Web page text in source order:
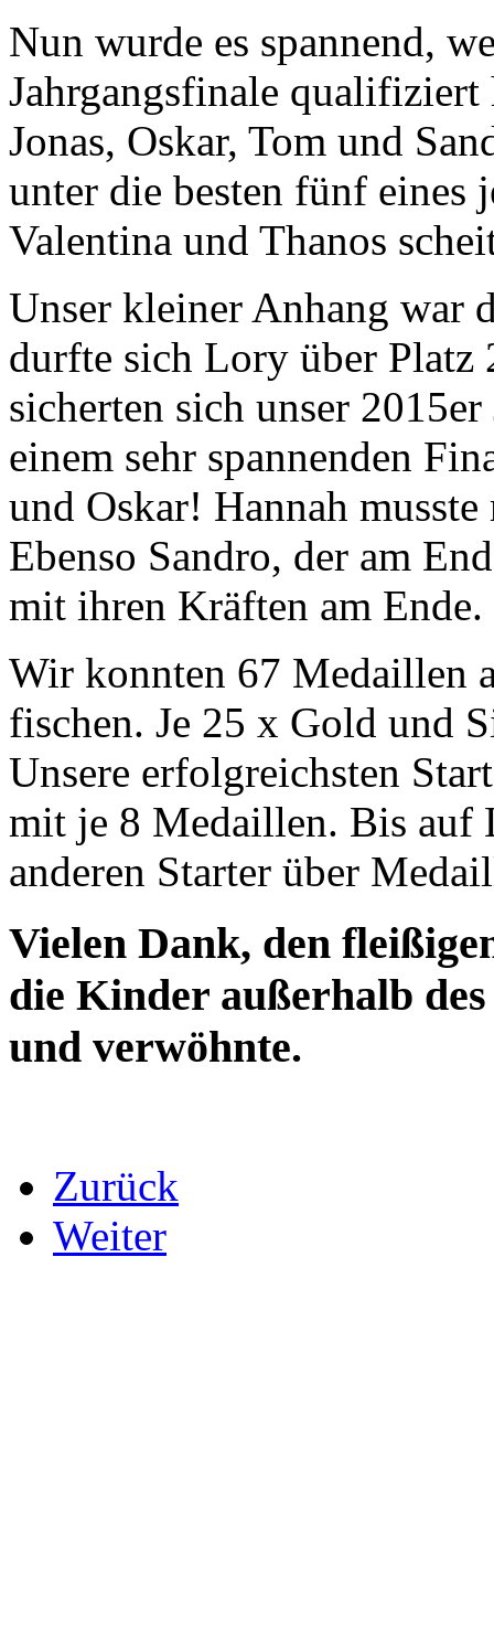
Nun wurde es spannend,
Jahrgangsfinale
Jonas, Oskar, Tom und
unter die besten fünf eines
Valentina und Thanos
Unser kleiner Anhang war
durfte sich Lory über Platz
sicherten sich unser
einem sehr spannenden
und Oskar! Hannah
Ebenso Sandro, der am
mit ihren Kräften am Ende.
Wir konnten 67 Medaillen
fischen. Je 25 x Gold und
Unsere erfolgreichsten
mit je 8 Medaillen. Bis auf
anderen Starter über
Vielen Dank, den
die Kinder außerhalb
und verwöhnte.
Zurück
Weiter